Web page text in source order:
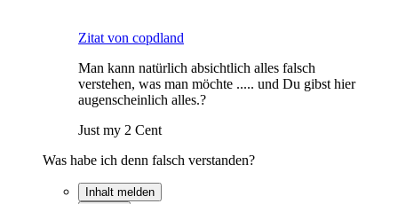
Zitat von copdland
Man kann natürlich absichtlich alles falsch
verstehen, was man möchte ..... und Du gibst hier
augenscheinlich alles.?
Just my 2 Cent
Was habe ich denn falsch verstanden?
Inhalt melden